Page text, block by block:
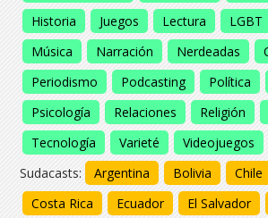
Historia
Juegos Lectura LGBT
Música
Narración Nerdeadas
Periodismo
Podcasting Política
Psicología
Relaciones Religión
Tecnología
Varieté
Videojuegos
Sudacasts:
Argentina Bolivia Chile
Costa Rica
Ecuador El Salvador